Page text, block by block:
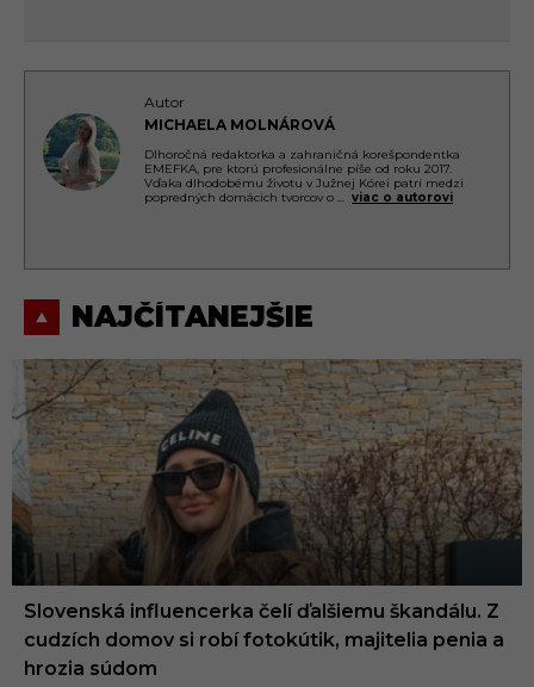
Autor
MICHAELA MOLNÁROVÁ
Dlhoročná redaktorka a zahraničná korešpondentka
EMEFKA, pre ktorú profesionálne píše od roku 2017.
Vďaka dlhodobému životu v Južnej Kórei patrí medzi
popredných domácich tvorcov o ... viac o autorovi
NAJČÍTANEJŠIE
Slovenská influencerka čelí ďalšiemu škandálu. Z
cudzích domov si robí fotokútik, majitelia penia a
hrozia súdom